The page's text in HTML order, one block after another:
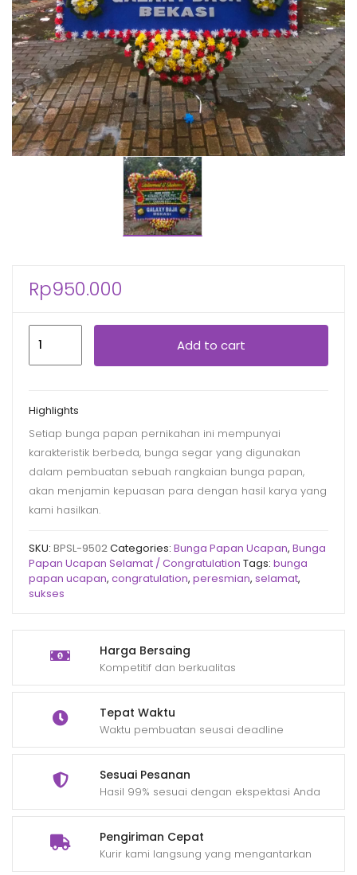
Harga Bersaing
Kompetitif dan berkualitas
Tepat Waktu
Waktu pembuatan seusai deadline
Sesuai Pesanan
Hasil 99% sesuai dengan ekspektasi Anda
Pengiriman Cepat
Kurir kami langsung yang mengantarkan
Rp950.000
/
Congratulation
BPSL-
9502
Add to cart
Highlights
Setiap bunga papan pernikahan ini mempunyai
karakteristik berbeda, bunga segar yang digunakan
dalam pembuatan sebuah rangkaian bunga papan,
akan menjamin kepuasan para dengan hasil karya yang
kami hasilkan.
SKU: BPSL-9502Categories: Bunga Papan Ucapan, Bunga
Papan Ucapan Selamat / Congratulation Tags: bunga
papan ucapan, congratulation, peresmian, selamat,
sukses